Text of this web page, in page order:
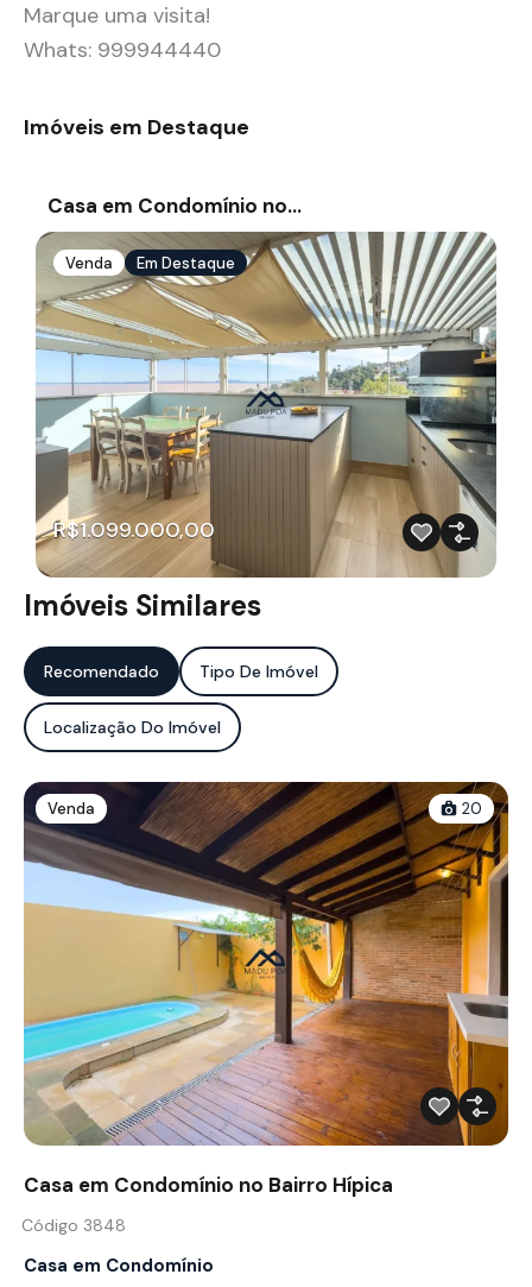
Marque uma visita!
Whats: 999944440
Imóveis em Destaque
Casa em Condomínio no…
Venda Em Destaque
R$1.099.000,00
Imóveis Similares
Recomendado Tipo De Imóvel
Localização Do Imóvel
Venda 20
Casa em Condomínio no Bairro Hípica
Código 3848
Casa em Condomínio